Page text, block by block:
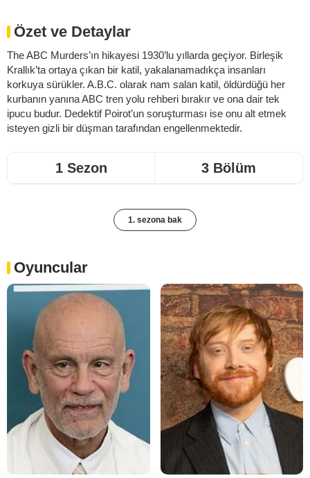
Özet ve Detaylar
The ABC Murders’ın hikayesi 1930’lu yıllarda geçiyor. Birleşik
Krallık’ta ortaya çıkan bir katil, yakalanamadıkça insanları
korkuya sürükler. A.B.C. olarak nam salan katil, öldürdüğü her
kurbanın yanına ABC tren yolu rehberi bırakır ve ona dair tek
ipucu budur. Dedektif Poirot’un soruşturması ise onu alt etmek
isteyen gizli bir düşman tarafından engellenmektedir.
1 Sezon 3 Bölüm
1. sezona bak
Oyuncular